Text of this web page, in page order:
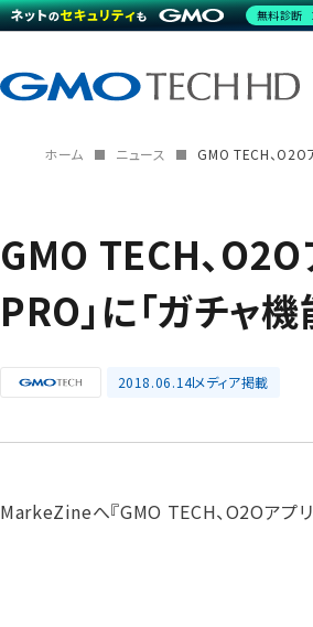
ホーム ニュース GMO TECH、O2O
GMO TECH、
PRO」に「ガチャ
2018.06.14メディア掲載
MarkeZineへ『GMO TECH、O2Oアプリ
無料診断